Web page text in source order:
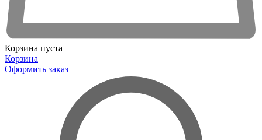
Корзина пуста
Корзина
Оформить заказ